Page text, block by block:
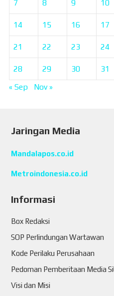
7 8 9 10
14 15 16 17
21 22 23 24
28 29 30
31
« Sep
Nov »
Jaringan Media
Mandalapos.co.id
Metroindonesia.co.id
Informasi
Box Redaksi
SOP Perlindungan Wartawan
Kode Perilaku Perusahaan
Pedoman Pemberitaan Media
Visi dan Misi